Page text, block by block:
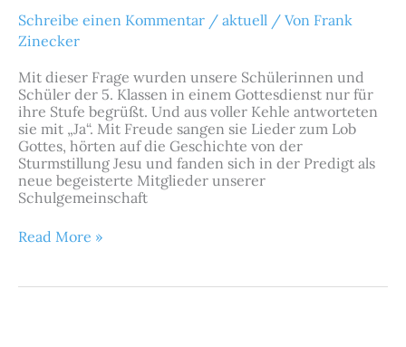
Schreibe einen Kommentar / aktuell / Von Frank
Zinecker
Mit dieser Frage wurden unsere Schülerinnen und
Schüler der 5. Klassen in einem Gottesdienst nur für
ihre Stufe begrüßt. Und aus voller Kehle antworteten
sie mit „Ja“. Mit Freude sangen sie Lieder zum Lob
Gottes, hörten auf die Geschichte von der
Sturmstillung Jesu und fanden sich in der Predigt als
neue begeisterte Mitglieder unserer
Schulgemeinschaft
Read More »